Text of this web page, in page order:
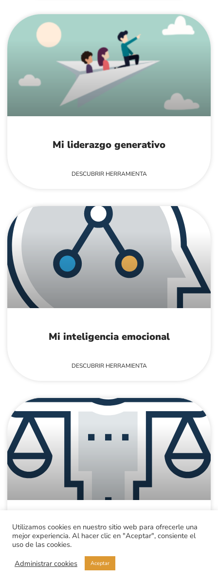
Mi liderazgo generativo
DESCUBRIR HERRAMIENTA
Mi inteligencia emocional
DESCUBRIR HERRAMIENTA
Mi estilo para manejar conflictos
DESCUBRIR HERRAMIENTA
Utilizamos cookies en nuestro sitio web para ofrecerle una
mejor experiencia. Al hacer clic en "Aceptar", consiente el
uso de las cookies.
Administrar cookies
Aceptar